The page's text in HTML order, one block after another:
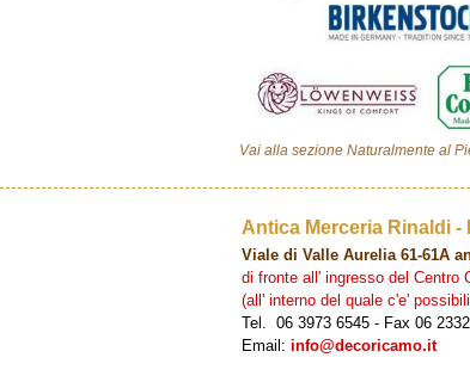
Vai alla sezione Naturalmente al
Antica Merceria Rinaldi -
Viale di Valle Aurelia 61-61A
di fronte all' ingresso del Centro
(all' interno del quale c'e'
Tel. 06 3973 6545 - Fax 06
Email: info@decoricamo.it